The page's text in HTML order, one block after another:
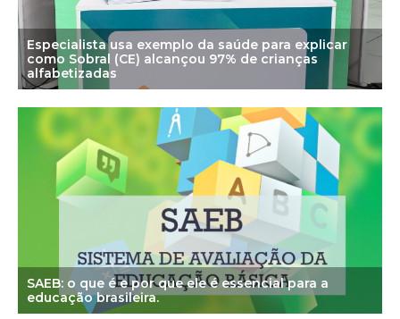
Especialista usa exemplo da saúde para explicar
como Sobral (CE) alcançou 97% de crianças
alfabetizadas
SAEB: o que é e por que ele é essencial para a
educação brasileira.